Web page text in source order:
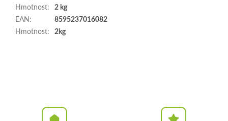
Hmotnost:
2 kg
EAN :
8595237016082
Hmotnost: 2kg